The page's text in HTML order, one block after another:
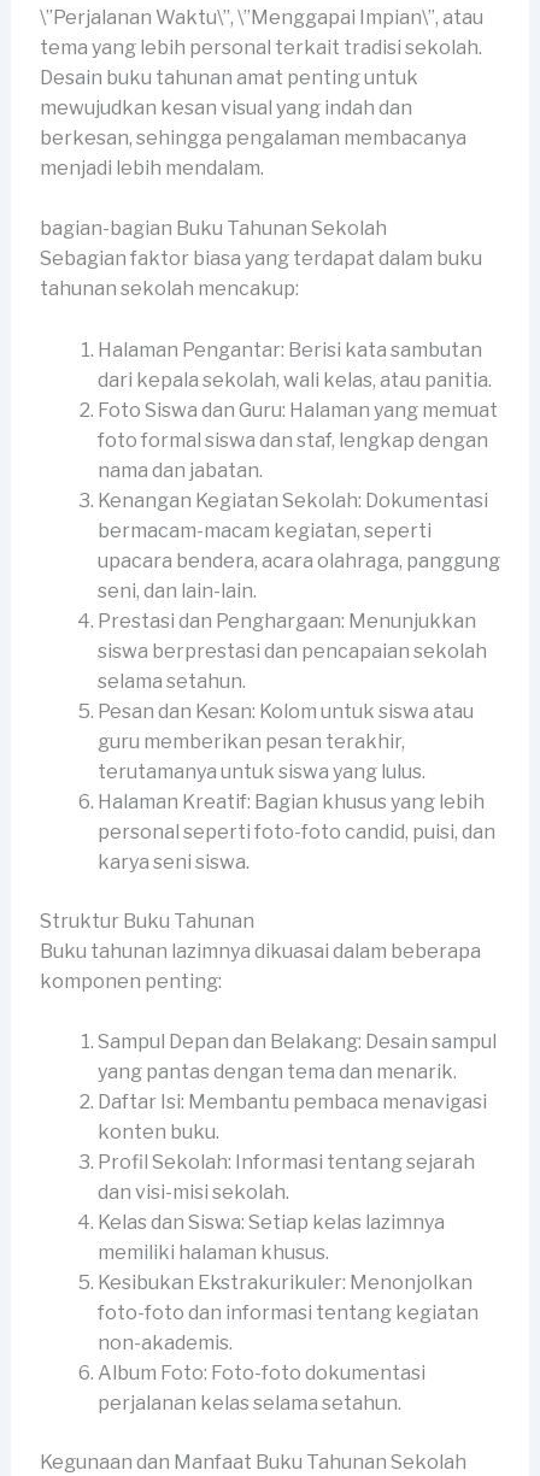
\”Perjalanan Waktu\”, \”Menggapai Impian\”, atau
tema yang lebih personal terkait tradisi sekolah.
Desain buku tahunan amat penting untuk
mewujudkan kesan visual yang indah dan
berkesan, sehingga pengalaman membacanya
menjadi lebih mendalam.
bagian-bagian Buku Tahunan Sekolah
Sebagian faktor biasa yang terdapat dalam buku
tahunan sekolah mencakup:
Halaman Pengantar: Berisi kata sambutan
dari kepala sekolah, wali kelas, atau panitia.
Foto Siswa dan Guru: Halaman yang memuat
foto formal siswa dan staf, lengkap dengan
nama dan jabatan.
Kenangan Kegiatan Sekolah: Dokumentasi
bermacam-macam kegiatan, seperti
upacara bendera, acara olahraga, panggung
seni, dan lain-lain.
Prestasi dan Penghargaan: Menunjukkan
siswa berprestasi dan pencapaian sekolah
selama setahun.
Pesan dan Kesan: Kolom untuk siswa atau
guru memberikan pesan terakhir,
terutamanya untuk siswa yang lulus.
Halaman Kreatif: Bagian khusus yang lebih
personal seperti foto-foto candid, puisi, dan
karya seni siswa.
Struktur Buku Tahunan
Buku tahunan lazimnya dikuasai dalam beberapa
komponen penting:
Sampul Depan dan Belakang: Desain sampul
yang pantas dengan tema dan menarik.
Daftar Isi: Membantu pembaca menavigasi
konten buku.
Profil Sekolah: Informasi tentang sejarah
dan visi-misi sekolah.
Kelas dan Siswa: Setiap kelas lazimnya
memiliki halaman khusus.
Kesibukan Ekstrakurikuler: Menonjolkan
foto-foto dan informasi tentang kegiatan
non-akademis.
Album Foto: Foto-foto dokumentasi
perjalanan kelas selama setahun.
Kegunaan dan Manfaat Buku Tahunan Sekolah